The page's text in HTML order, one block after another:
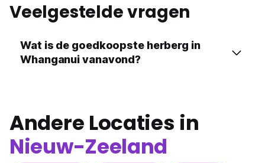
Veelgestelde vragen
Wat is de goedkoopste herberg in
Whanganui vanavond?
Andere Locaties in
Nieuw-Zeeland